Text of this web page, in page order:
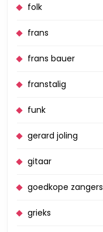
folk
frans
frans bauer
franstalig
funk
gerard joling
gitaar
goedkope zangers
grieks